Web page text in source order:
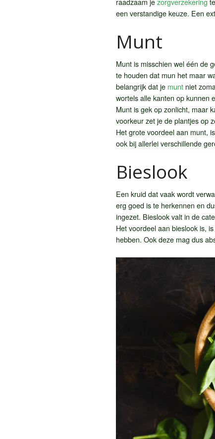
een verstandige keuze. Een
Munt
Munt is misschien wel één de
te houden dat mun het maar
belangrijk dat je munt niet
wortels alle kanten op kunnen
Munt is gek op zonlicht, maar
voorkeur zet je de plantjes op
Het grote voordeel aan munt,
ook bij allerlei verschillende
Bieslook
Een kruid dat vaak wordt
erg goed is te herkennen en
ingezet. Bieslook valt in de
Het voordeel aan bieslook is,
hebben. Ook deze mag dus